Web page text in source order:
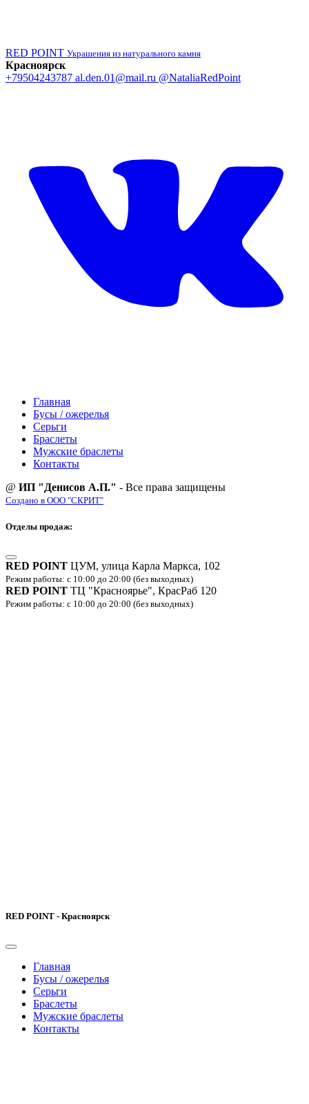
RED POINT Украшения из натурального камня
Красноярск
+79504243787 al.den.01@mail.ru @NataliaRedPoint
Главная
Бусы / ожерелья
Серьги
Браслеты
Мужские браслеты
Контакты
@ ИП "Денисов А.П." - Все права защищены
Создано в ООО "СКРИТ"
Отделы продаж:
RED POINT ЦУМ, улица Карла Маркса, 102
Режим работы: с 10:00 до 20:00 (без выходных)
RED POINT ТЦ "Красноярье", КрасРаб 120
Режим работы: с 10:00 до 20:00 (без выходных)
RED POINT - Красноярск
Главная
Бусы / ожерелья
Серьги
Браслеты
Мужские браслеты
Контакты